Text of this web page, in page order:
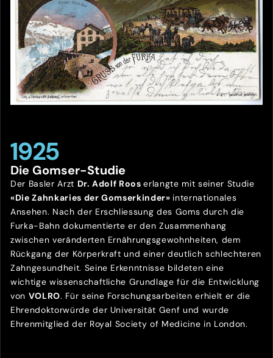
1925
Die Gomser-Studie
Der Basler Arzt Dr. Adolf Rooserlangte mit seiner Studie
«Die Zahnkaries der Gomserkinder» internationales
Ansehen. Nach der Erschliessung des Goms durch die
Furka-Bahn dokumentierte er den Zusammenhang
zwischen veränderten Ernährungsgewohnheiten, dem
Rückgang der Körperkraft und einer deutlich schlechteren
Zahngesundheit. Seine Erkenntnisse bildeten eine
wichtige wissenschaftliche Grundlage für die Entwicklung
von VOLRO. Für seine Forschungsarbeiten erhielt er die
Ehrendoktorwürde der Universität Genf und wurde
Ehrenmitglied der Royal Society of Medicine in London.